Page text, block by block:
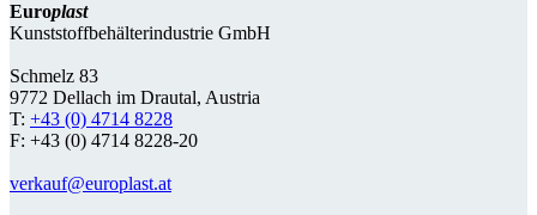
Europlast
Kunststoffbehälterindustrie GmbH
Schmelz 83
9772 Dellach im Drautal, Austria
T: +43 (0) 4714 8228
F: +43 (0) 4714 8228-20
verkauf@europlast.at